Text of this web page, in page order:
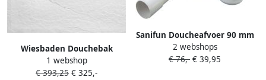
Wiesbaden Douchebak
Stonea Antislip Composiet
80x90x3 cm Inkortbaar Mat
1 webshop
€ 393,25 € 325,-
Sanifun Doucheafvoer 90 mm
chroom– geschikt voor
Stonea douchebakken
2 webshops
€ 76,- € 39,95